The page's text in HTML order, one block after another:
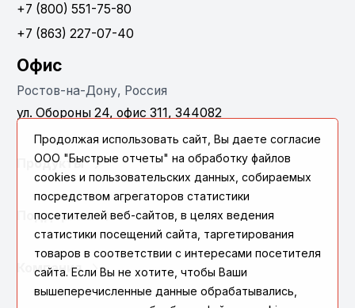
+7 (800) 551-75-80
+7 (863) 227-07-40
Офис
Ростов-на-Дону, Россия
ул. Обороны 24, офис 311, 344082
Продукты
Поддержка
Компания
Продолжая использовать сайт, Вы даете согласие
ООО "Быстрые отчеты" на обработку файлов
cookies и пользовательских данных, собираемых
посредством агрегаторов статистики
посетителей веб-сайтов, в целях ведения
статистики посещений сайта, таргетирования
товаров в соответствии с интересами посетителя
сайта. Если Вы не хотите, чтобы Ваши
вышеперечисленные данные обрабатывались,